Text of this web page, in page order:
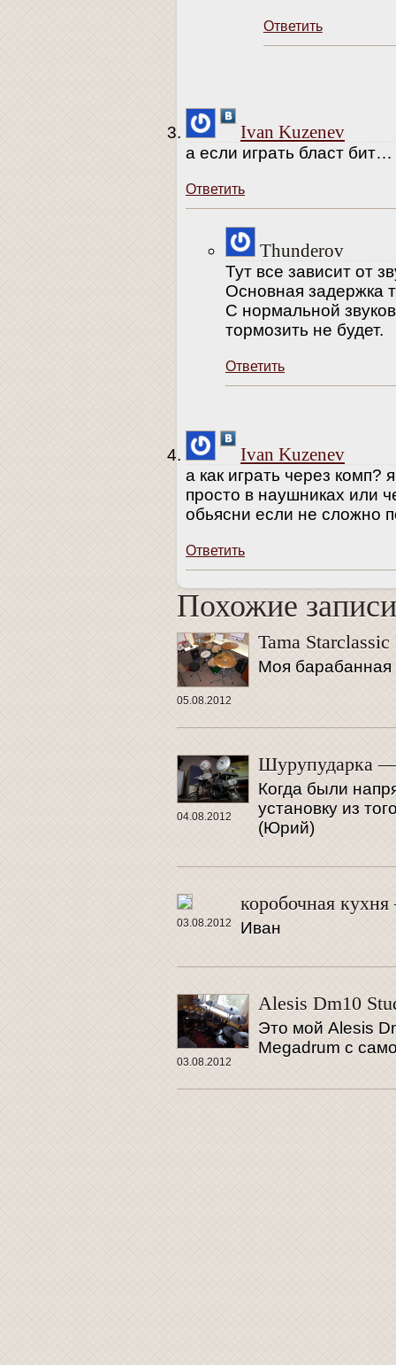
Ответить
Ivan Kuzenev
а если играть бласт
Ответить
Thunderov
Тут все зависит от
Основная задержка
С нормальной
тормозить не будет.
Ответить
Ivan Kuzenev
а как играть через комп?
просто в наушниках или
обьясни если не сложно
Ответить
Похожие записи
Похожие записи
05.08.2012
Tama
Моя
04.08.2012
Шурупударка
Когда были
установку из
(Юрий)
03.08.2012
коробочная
Иван
03.08.2012
Alesis Dm10
Это мой Alesis
Megadrum с